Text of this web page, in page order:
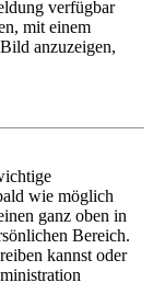
verfügbar
mit einem
anzuzeigen,
wie möglich
ganz oben in
Bereich.
kannst oder